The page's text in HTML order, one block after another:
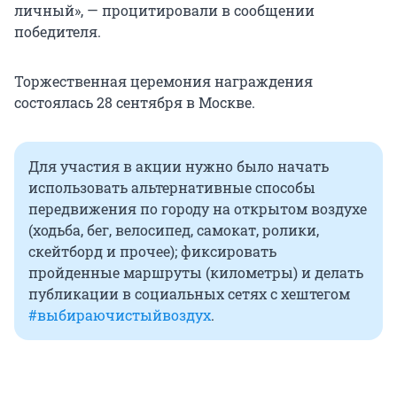
личный», — процитировали в сообщении
победителя.
Торжественная церемония награждения
состоялась 28 сентября в Москве.
Для участия в акции нужно было начать
использовать альтернативные способы
передвижения по городу на открытом воздухе
(ходьба, бег, велосипед, самокат, ролики,
скейтборд и прочее); фиксировать
пройденные маршруты (километры) и делать
публикации в социальных сетях с хештегом
#выбираючистыйвоздух.